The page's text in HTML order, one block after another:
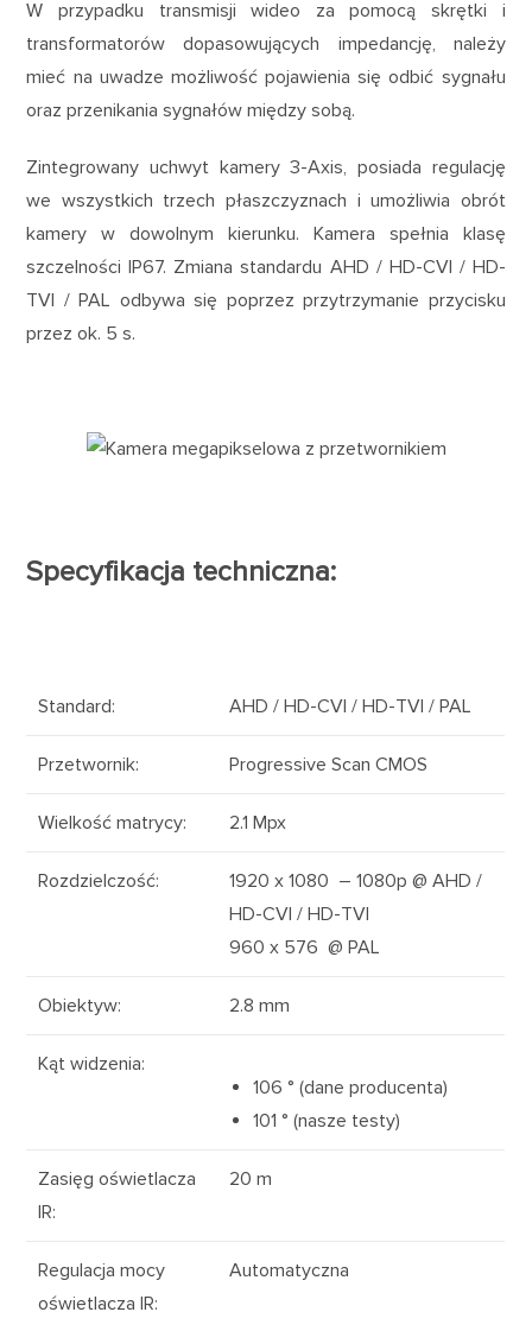
W przypadku transmisji wideo za pomocą skrętki i
transformatorów dopasowujących impedancję, należy
mieć na uwadze możliwość pojawienia się odbić sygnału
oraz przenikania sygnałów między sobą.
Zintegrowany uchwyt kamery 3-Axis, posiada regulację
we wszystkich trzech płaszczyznach i umożliwia obrót
kamery w dowolnym kierunku. Kamera spełnia klasę
szczelności IP67. Zmiana standardu AHD / HD-CVI / HD-
TVI / PAL odbywa się poprzez przytrzymanie przycisku
przez ok. 5 s.
Specyfikacja techniczna:
Standard: AHD /HD-CVI /HD-TVI /PAL
Przetwornik: Progressive Scan CMOS
Wielkość matrycy: 2.1Mpx
Rozdzielczość: 1920 x 1080 –1080p @AHD /
HD-CVI /HD-TVI
960 x 576 @PAL
Obiektyw: 2.8 mm
Kąt widzenia:
106 ° (dane producenta)
101 ° (nasze testy)
Zasięg oświetlacza
IR:
20 m
Regulacja mocy
oświetlacza IR:
Automatyczna